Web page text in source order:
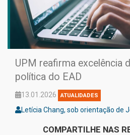
UPM reafirma excelência
política do EAD
13.01.2026 ATUALIDADES
Letícia Chang, sob orientação de
COMPARTILHE NAS